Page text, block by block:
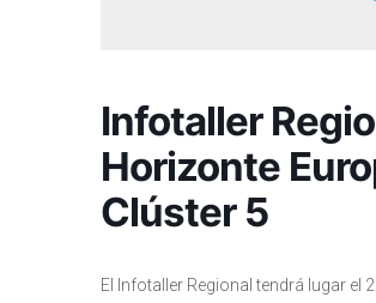
Infotaller
Horizonte
Clúster 5
El Infotaller Regional tendrá lugar el